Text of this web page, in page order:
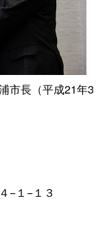
市長（平成21年3
−１−１３